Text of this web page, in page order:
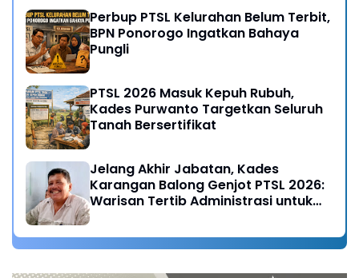
Perbup PTSL Kelurahan Belum Terbit,
BPN Ponorogo Ingatkan Bahaya
Pungli
PTSL 2026 Masuk Kepuh Rubuh,
Kades Purwanto Targetkan Seluruh
Tanah Bersertifikat
Jelang Akhir Jabatan, Kades
Karangan Balong Genjot PTSL 2026:
Warisan Tertib Administrasi untuk